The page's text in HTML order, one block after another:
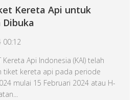
Kereta Api untuk
Dibuka
00:12
Api Indonesia (KAI) telah
tiket kereta api pada periode
mulai 15 Februari 2024 atau H-